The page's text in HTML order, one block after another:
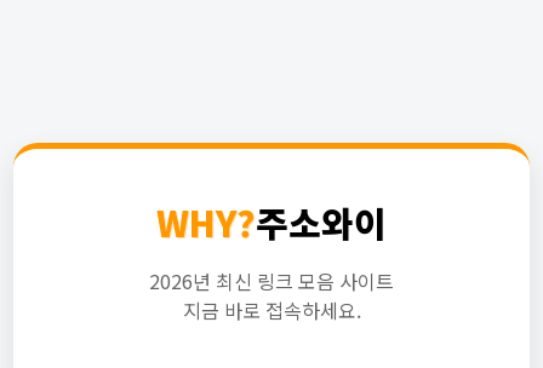
WHY?주소와이
2026년 최신 링크 모음 사이트
지금 바로 접속하세요.